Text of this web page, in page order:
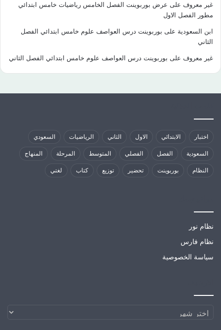
غير معروف على عرض بوربوينت الفصل الخامس رياضيات خامس ابتدائي
مطور الفصل الاول
ابن السعودية على بوربوينت درس العواصف علوم خامس ابتدائي الفصل
الثاني
غير معروف على بوربوينت درس العواصف علوم خامس ابتدائي الفصل الثاني
اختبار الابتدائي الاول الثاني الرياضيات السعودي
السعودية الفصل الفصلي المتوسط المرحلة المنهاج
النظام بوربوينت تحضير توزيع كتاب لغتي
نظام نور
نظام فارس
سياسة الخصوصية
الارشيف